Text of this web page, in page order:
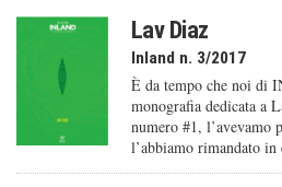
Lav Diaz
Inland n. 3/2017
È da tempo che noi di
monografia dedicata a
numero #1, l’avevamo
l’abbiamo rimandato